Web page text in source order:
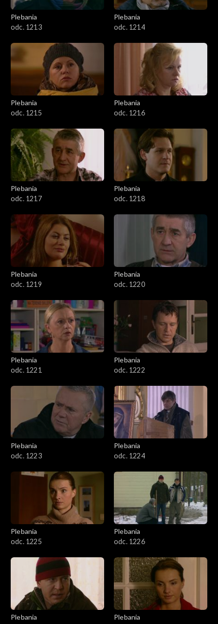
Plebania
odc. 1213
Plebania
odc. 1214
Plebania
odc. 1215
Plebania
odc. 1216
Plebania
odc. 1217
Plebania
odc. 1218
Plebania
odc. 1219
Plebania
odc. 1220
Plebania
odc. 1221
Plebania
odc. 1222
Plebania
odc. 1223
Plebania
odc. 1224
Plebania
odc. 1225
Plebania
odc. 1226
Plebania
Plebania